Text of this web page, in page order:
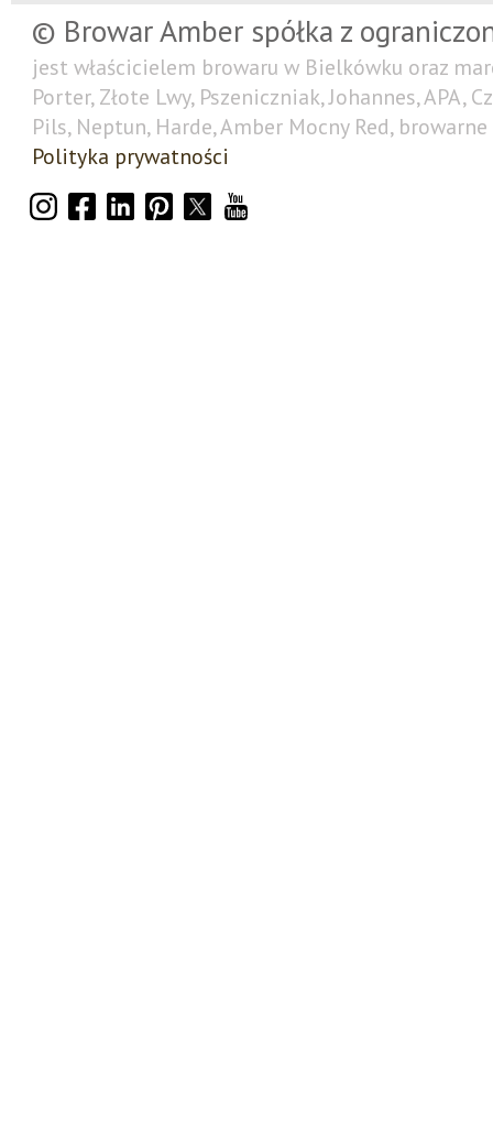
© Browar Amber spółka z
jest właścicielem browaru w Bielkówku oraz
Porter, Złote Lwy, Pszeniczniak, Johannes, APA,
Pils, Neptun, Harde, Amber Mocny Red,
Polityka prywatności